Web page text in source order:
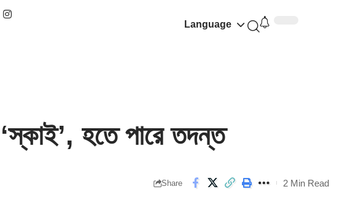
Language
হতে পারে তদন্ত
Share 2 Min Read